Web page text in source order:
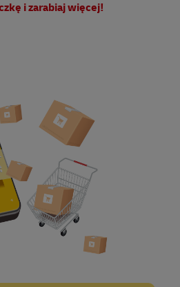
i zarabiaj więcej!